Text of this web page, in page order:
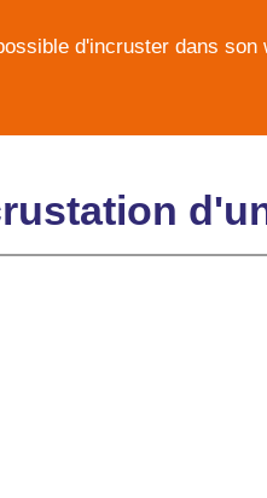
d'incruster dans